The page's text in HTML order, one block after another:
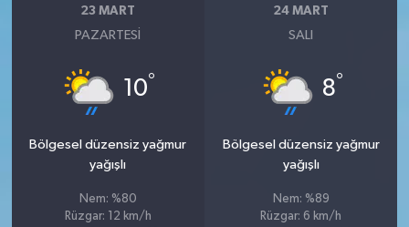
23 MART
PAZARTESI
10°
Bölgesel düzensiz yağmur
yağışlı
Nem: %80
Rüzgar: 12 km/h
24 MART
SALI
8°
Bölgesel düzensiz yağmur
yağışlı
Nem: %89
Rüzgar: 6 km/h